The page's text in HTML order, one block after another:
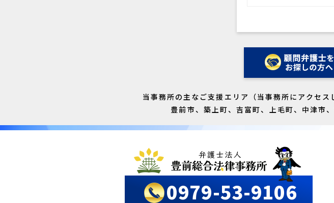
当事務所の主なご支援エリア（当事務所にアクセ
豊前市、築上町、吉富町、上毛町、中津市
0979-53-9106